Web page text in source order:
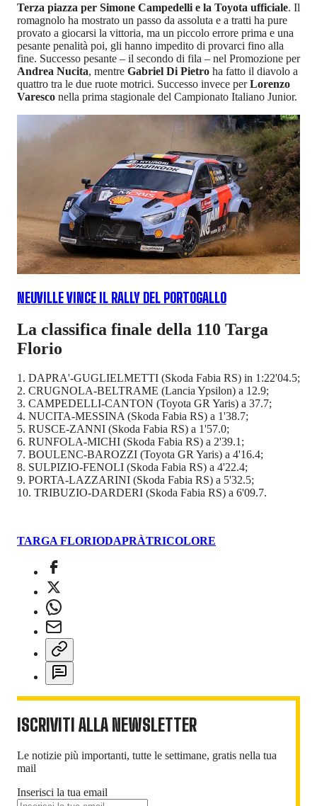
Terza piazza per Simone Campedelli e la Toyota ufficiale. Il
romagnolo ha mostrato un passo da assoluta e a tratti ha pure
provato a giocarsi la vittoria, ma un piccolo errore prima e una
pesante penalità poi, gli hanno impedito di provarci fino alla
fine. Successo pesante – il secondo di fila – nel Promozione per
Andrea Nucita, mentre Gabriel Di Pietro ha fatto il diavolo a
quattro tra le due ruote motrici. Successo invece perLorenzo
Varesco nella prima stagionale del Campionato Italiano Junior.
NEUVILLE VINCE IL RALLY DEL PORTOGALLO
La classifica finale della 110 Targa
Florio
1. DAPRA'-GUGLIELMETTI (Skoda Fabia RS) in 1:22'04.5;
2. CRUGNOLA-BELTRAME (Lancia Ypsilon) a 12.9;
3. CAMPEDELLI-CANTON (Toyota GR Yaris) a 37.7;
4. NUCITA-MESSINA (Skoda Fabia RS) a 1'38.7;
5. RUSCE-ZANNI (Skoda Fabia RS) a 1'57.0;
6. RUNFOLA-MICHI (Skoda Fabia RS) a 2'39.1;
7. BOULENC-BAROZZI (Toyota GR Yaris) a 4'16.4;
8. SULPIZIO-FENOLI (Skoda Fabia RS) a 4'22.4;
9. PORTA-LAZZARINI (Skoda Fabia RS) a 5'32.5;
10. TRIBUZIO-DARDERI (Skoda Fabia RS) a 6'09.7.
TARGA FLORIODAPRÀTRICOLORE
ISCRIVITI ALLA NEWSLETTER
Le notizie più importanti, tutte le settimane, gratis nella tua
mail
Inserisci la tua email